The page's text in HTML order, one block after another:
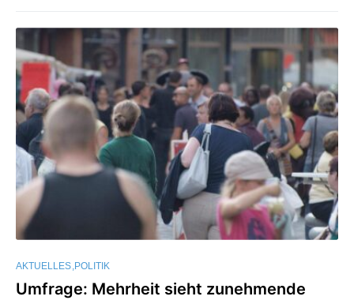
AKTUELLES POLITIK
Umfrage: Mehrheit sieht zunehmende